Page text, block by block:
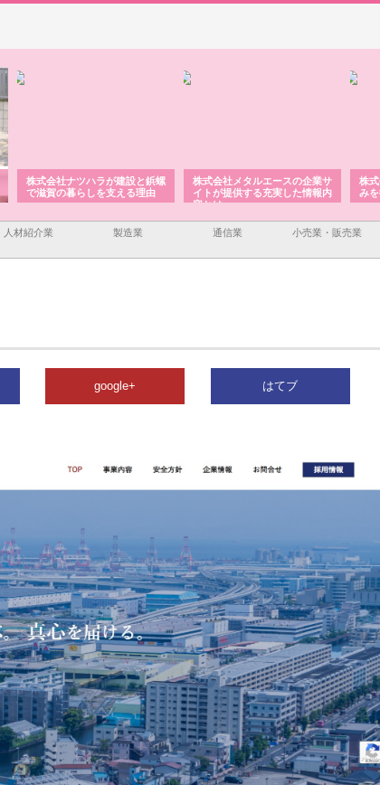
株式会社ナツハラが建設と鋲螺
で滋賀の暮らしを支える理由
株式会社メタルエースの企業サ
イトが提供する充実した情報内
容とは
株
み
人材紹介業 製造業 通信業 小売業・販売業
google+ はてブ